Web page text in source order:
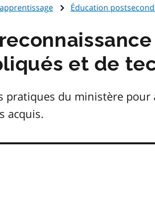
Éducation
et de
pratiques du ministère
acquis.